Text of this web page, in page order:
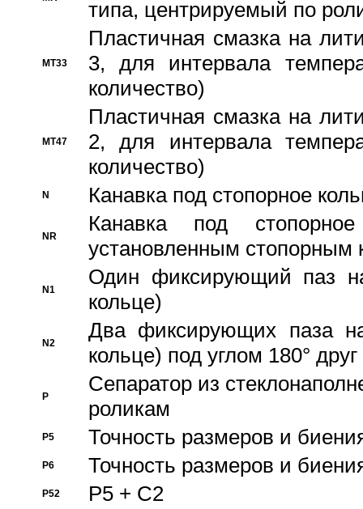
типа, центрируемый по
MT33
Пластичная смазка на
3, для интервала
количество)
MT47
Пластичная смазка на
2, для интервала
количество)
N Канавка под стопорное
NR
Канавка под
установленным стопорным
N1
Один фиксирующий паз
кольце)
N2
Два фиксирующих паза
кольце) под углом 180° друг
P
Cепаратор из
роликам
P5 Точность размеров и
P6 Точность размеров и
P52 P5 + C2